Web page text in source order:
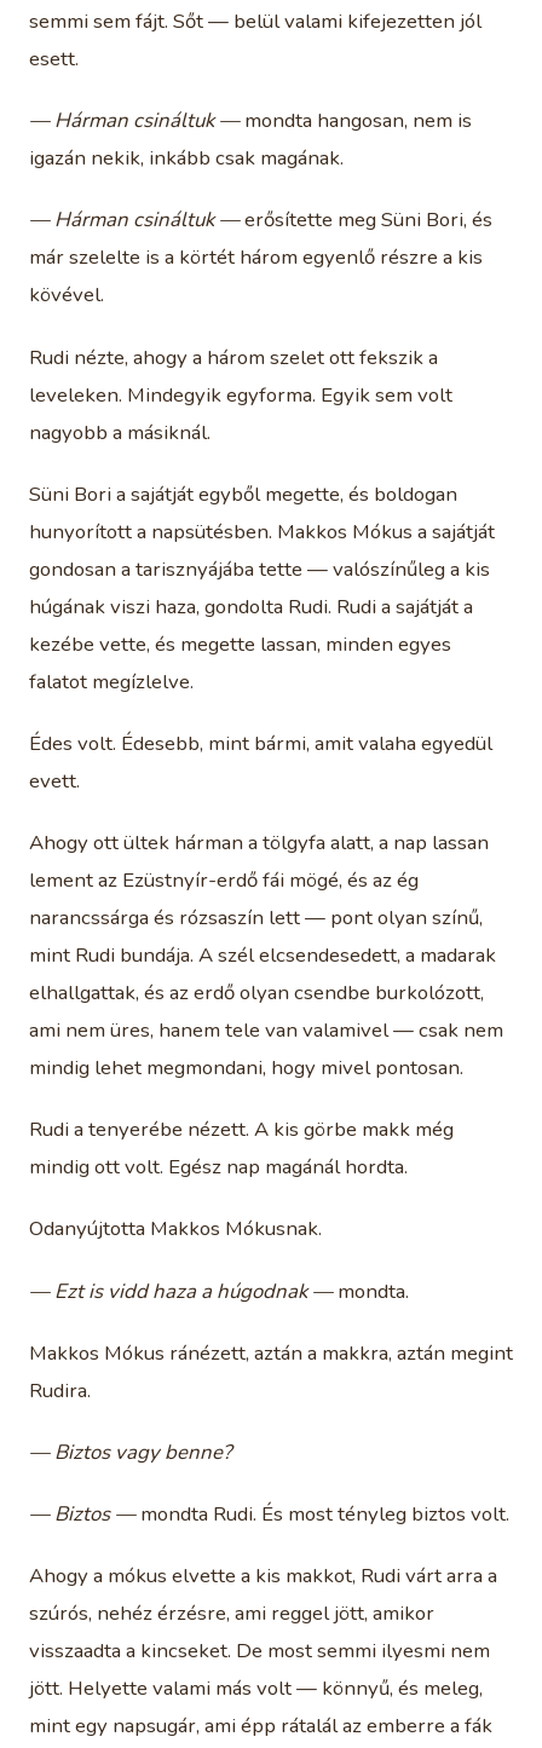
semmi sem fájt. Sőt — belül valami kifejezetten jól
esett.
— Hárman csináltuk —mondta hangosan, nem is
igazán nekik, inkább csak magának.
— Hárman csináltuk —erősítette meg Süni Bori, és
már szelelte is a körtét három egyenlő részre a kis
kövével.
Rudi nézte, ahogy a három szelet ott fekszik a
leveleken. Mindegyik egyforma. Egyik sem volt
nagyobb a másiknál.
Süni Bori a sajátját egyből megette, és boldogan
hunyorított a napsütésben. Makkos Mókus a sajátját
gondosan a tarisznyájába tette — valószínűleg a kis
húgának viszi haza, gondolta Rudi. Rudi a sajátját a
kezébe vette, és megette lassan, minden egyes
falatot megízlelve.
Édes volt. Édesebb, mint bármi, amit valaha egyedül
evett.
Ahogy ott ültek hárman a tölgyfa alatt, a nap lassan
lement az Ezüstnyír-erdő fái mögé, és az ég
narancssárga és rózsaszín lett — pont olyan színű,
mint Rudi bundája. A szél elcsendesedett, a madarak
elhallgattak, és az erdő olyan csendbe burkolózott,
ami nem üres, hanem tele van valamivel — csak nem
mindig lehet megmondani, hogy mivel pontosan.
Rudi a tenyerébe nézett. A kis görbe makk még
mindig ott volt. Egész nap magánál hordta.
Odanyújtotta Makkos Mókusnak.
— Ezt is vidd haza a húgodnak —mondta.
Makkos Mókus ránézett, aztán a makkra, aztán megint
Rudira.
— Biztos vagy benne?
— Biztos —mondta Rudi. És most tényleg biztos volt.
Ahogy a mókus elvette a kis makkot, Rudi várt arra a
szúrós, nehéz érzésre, ami reggel jött, amikor
visszaadta a kincseket. De most semmi ilyesmi nem
jött. Helyette valami más volt — könnyű, és meleg,
mint egy napsugár, ami épp rátalál az emberre a fák